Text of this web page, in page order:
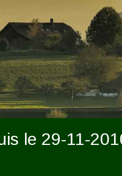
le 29-11-